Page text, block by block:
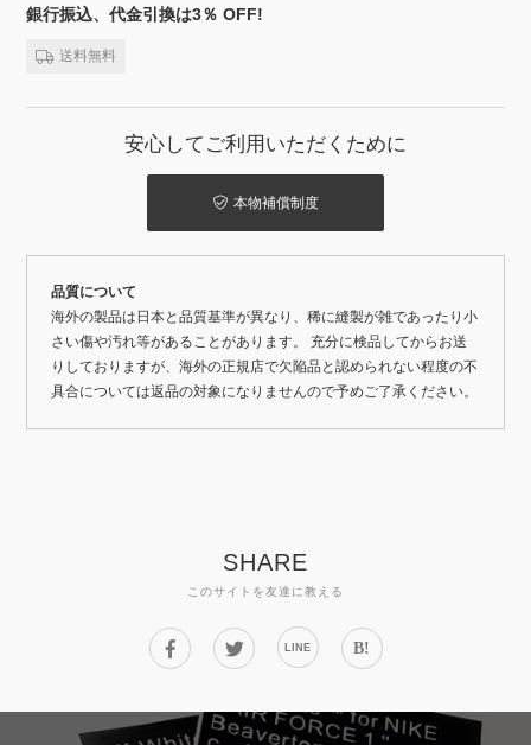
銀行振込、代金引換は3％ OFF!
送料無料
安心してご利用いただくために
本物補償制度
品質について
海外の製品は日本と品質基準が異なり、稀に縫製が雑であったり小
さい傷や汚れ等があることがあります。 充分に検品してからお送
りしておりますが、海外の正規店で欠陥品と認められない程度の不
具合については返品の対象になりませんので予めご了承ください。
SHARE
このサイトを友達に教える
LINE B!